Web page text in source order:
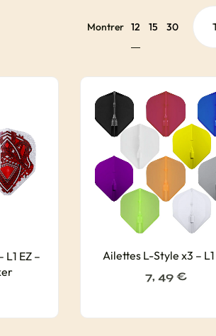
Montrer 12 15 30
EZ –
Ailettes L-Style x3 – L1
7, 49€